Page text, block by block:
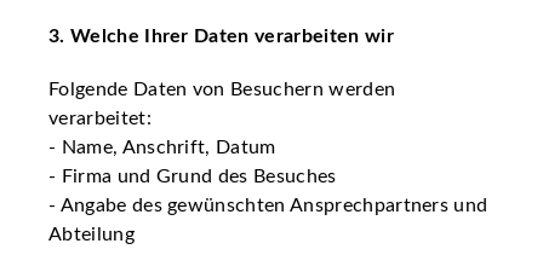
3. Welche Ihrer Daten verarbeiten wir
Folgende Daten von Besuchern werden
verarbeitet:
- Name, Anschrift, Datum
- Firma und Grund des Besuches
- Angabe des gewünschten Ansprechpartners und
Abteilung